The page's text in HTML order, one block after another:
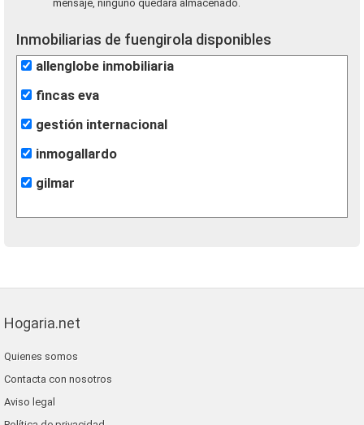
mensaje, ninguno quedará almacenado.
Inmobiliarias de fuengirola disponibles
allenglobe inmobiliaria
fincas eva
gestión internacional
inmogallardo
gilmar
Hogaria.net
Quienes somos
Contacta con nosotros
Aviso legal